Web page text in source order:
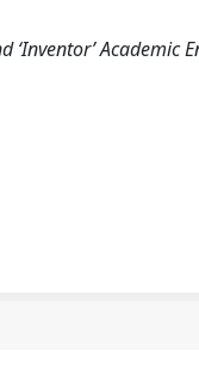
‘Inventor’ Academic